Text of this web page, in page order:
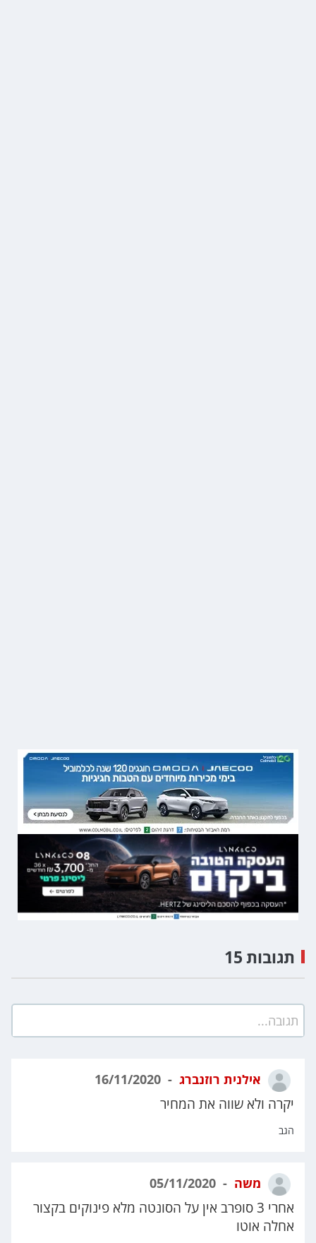
תגובה...
אילנית רוזנברג
יקרה ולא שווה את המחיר
הגב
משה
אחרי 3 סופרב אין על הסונטה מלא פינוקים בקצור
אחלה אוטו